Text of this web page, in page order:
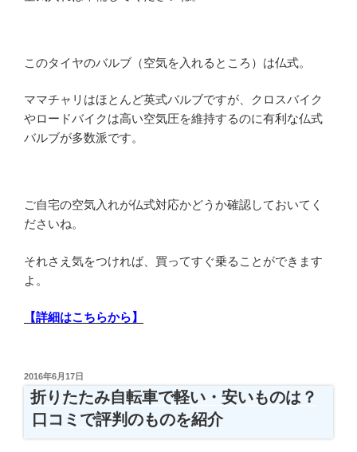
このタイヤのバルブ（空気を入れるところ）は仏式。
ママチャリはほとんど英式バルブですが、クロスバイク
やロードバイクは高い空気圧を維持するのに有利な仏式
バルブが多数派です。
ご自宅の空気入れが仏式対応かどうか確認しておいてく
ださいね。
それさえ気をつければ、買ってすぐ乗ることができます
よ。
【詳細はこちらから】
投
日:
2016年6月17日
折りたたみ自転車で軽い・安いものは？
口コミで評判のものを紹介